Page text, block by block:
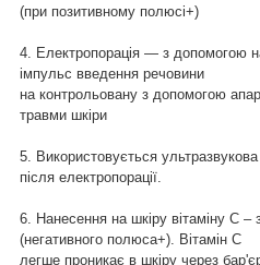
(при позитивному полюсі+)
4. Електропорація — з допомогою
імпульс введення речовини
на контрольовану з допомогою
травми шкіри
5. Використовується
після електропорації.
6. Нанесення на шкіру вітаміну С –
(негативного полюса+). Вітамін С
легше проникає в шкіру через